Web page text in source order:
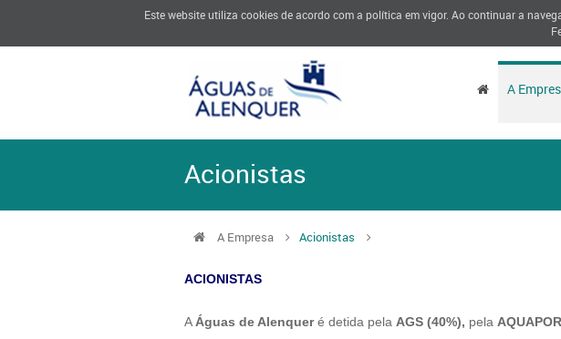
Este website utiliza cookies de acordo com a política em vigor. Ao continuar a
A
Acionistas
A Empresa Acionistas
ACIONISTAS
A Águas de Alenqueré detida pela AGS (40%), pela